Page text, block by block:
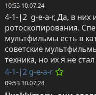
10:55 10.07.24
4-1-|2  g-e-a-r, Да, в них
ротоскопирования.
мультфильмы есть в
советские
техника, но их я не
4-1-|2 g-e-a-r
09:53 10.07.24